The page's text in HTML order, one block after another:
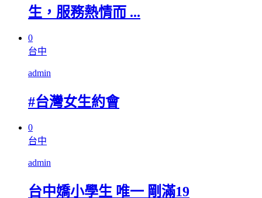
生，服務熱情而 ...
0
台中
admin
#台灣女生約會
0
台中
admin
台中嬌小學生 唯一 剛滿19